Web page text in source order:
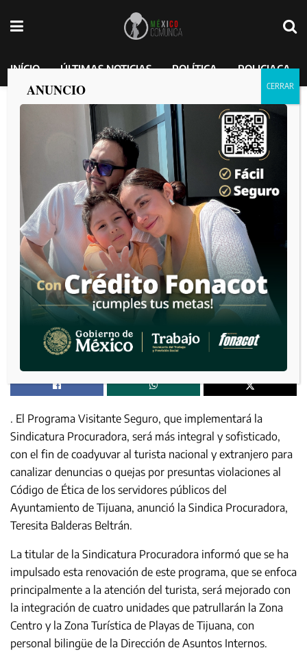
INÍCIO ÚLTIMAS NOTICIAS POLÍTICA POLICIACA
Será Programa Visitante Seguro integral
y sofisticado para el turista: Sindica
Procuradora Teresita Balderas
MEXICO COMUNICA 2025-01-31
. El Programa Visitante Seguro, que implementará la
Sindicatura Procuradora, será más integral y sofisticado,
con el fin de coadyuvar al turista nacional y extranjero para
canalizar denuncias o quejas por presuntas violaciones al
Código de Ética de los servidores públicos del
Ayuntamiento de Tijuana, anunció la Sindica Procuradora,
Teresita Balderas Beltrán.
La titular de la Sindicatura Procuradora informó que se ha
impulsado esta renovación de este programa, que se enfoca
principalmente a la atención del turista, será mejorado con
la integración de cuatro unidades que patrullarán la Zona
Centro y la Zona Turística de Playas de Tijuana, con
personal bilingüe de la Dirección de Asuntos Internos.
ANUNCIO